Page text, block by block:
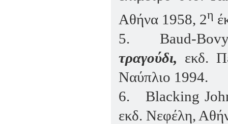
Αθήνα 1958, 2η
5.
Baud-
τραγούδι, εκδ.
Ναύπλιο 1994.
6.
Blacking
εκδ. Νεφέλη,